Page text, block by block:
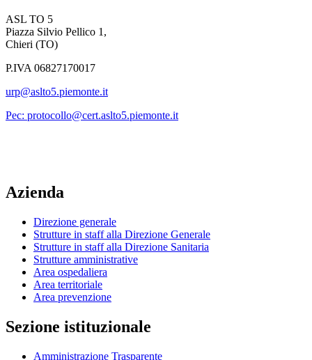
ASL TO 5
Piazza Silvio Pellico 1,
Chieri (TO)
P.IVA 06827170017
urp@aslto5.piemonte.it
Pec: protocollo@cert.aslto5.piemonte.it
Azienda
Direzione generale
Strutture in staff alla Direzione Generale
Strutture in staff alla Direzione Sanitaria
Strutture amministrative
Area ospedaliera
Area territoriale
Area prevenzione
Sezione istituzionale
Amministrazione Trasparente